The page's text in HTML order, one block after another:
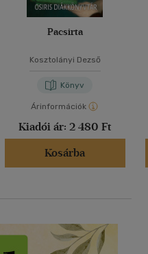
Pacsirta
Kosztolányi Dezső
Könyv
Árinformációk
Kiadói ár: 2 480 Ft
Kosárba